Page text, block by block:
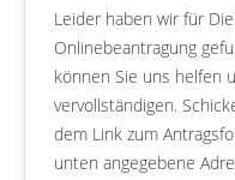
Leider haben wir für
Onlinebeantragung
können Sie uns helfen
vervollständigen.
dem Link zum
unten angegebene